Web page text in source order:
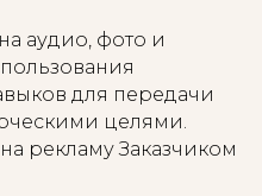
аудио, фото и
для передачи
целями.
рекламу Заказчиком